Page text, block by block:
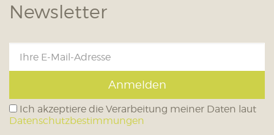
Newsletter
Anmelden
Ich akzeptiere die Verarbeitung meiner Daten laut
Datenschutzbestimmungen